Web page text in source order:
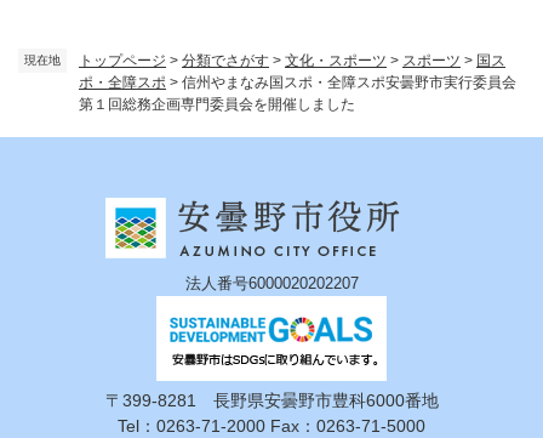
現在地 トップページ > 分類でさがす > 文化・スポーツ > スポーツ > 国ス
ポ・全障スポ > 信州やまなみ国スポ・全障スポ安曇野市実行委員会
第１回総務企画専門委員会を開催しました
法人番号6000020202207
〒399-8281 長野県安曇野市豊科6000番地
Tel：0263-71-2000 Fax：0263-71-5000